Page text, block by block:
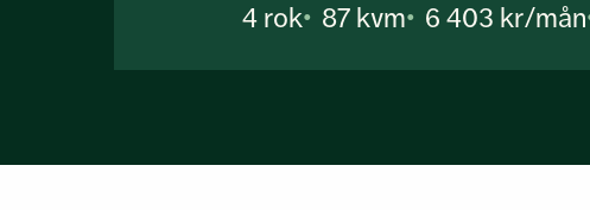
4 rok 87 kvm 6 403 kr/mån